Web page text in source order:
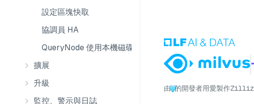
設定區塊快取
協調員 HA
QueryNode 使用本機磁碟
擴展
升級
監控、警示與日誌
由 的開發者用愛製作Zilliz